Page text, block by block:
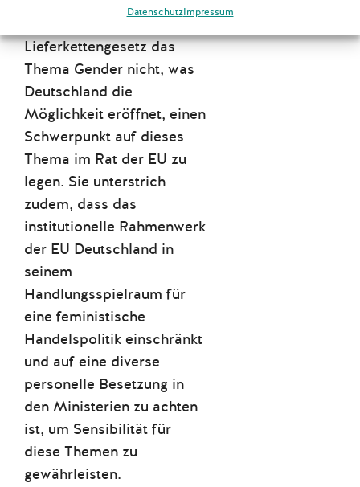
DatenschutzImpressum
Lieferkettengesetz das
Thema Gender nicht, was
Deutschland die
Möglichkeit eröffnet, einen
Schwerpunkt auf dieses
Thema im Rat der EU zu
legen. Sie unterstrich
zudem, dass das
institutionelle Rahmenwerk
der EU Deutschland in
seinem
Handlungsspielraum für
eine feministische
Handelspolitik einschränkt
und auf eine diverse
personelle Besetzung in
den Ministerien zu achten
ist, um Sensibilität für
diese Themen zu
gewährleisten.